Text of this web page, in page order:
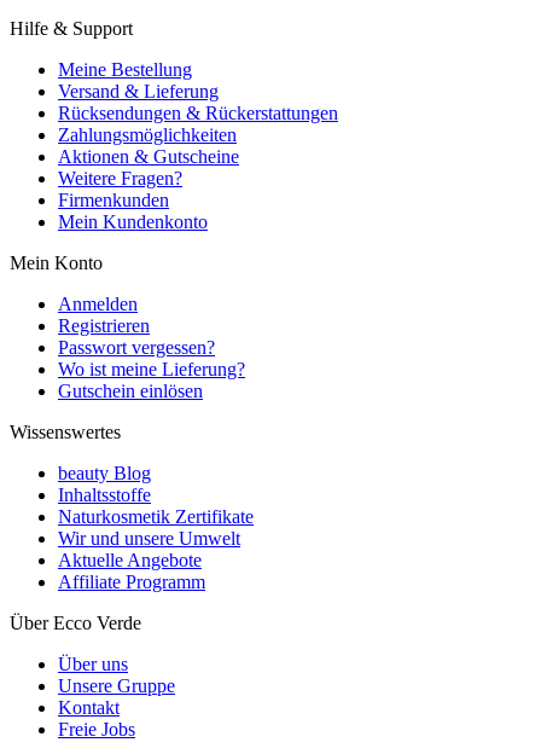
Hilfe & Support
Meine Bestellung
Versand & Lieferung
Rücksendungen & Rückerstattungen
Zahlungsmöglichkeiten
Aktionen & Gutscheine
Weitere Fragen?
Firmenkunden
Mein Kundenkonto
Mein Konto
Anmelden
Registrieren
Passwort vergessen?
Wo ist meine Lieferung?
Gutschein einlösen
Wissenswertes
beauty Blog
Inhaltsstoffe
Naturkosmetik Zertifikate
Wir und unsere Umwelt
Aktuelle Angebote
Affiliate Programm
Über Ecco Verde
Über uns
Unsere Gruppe
Kontakt
Freie Jobs